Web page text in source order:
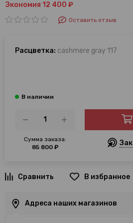
Экономия 12 400 ₽
Оставить отзыв
Расцветка: cashmere gray 117
Сумма заказа:
85 800 ₽
В избранное
Адреса наших магазинов